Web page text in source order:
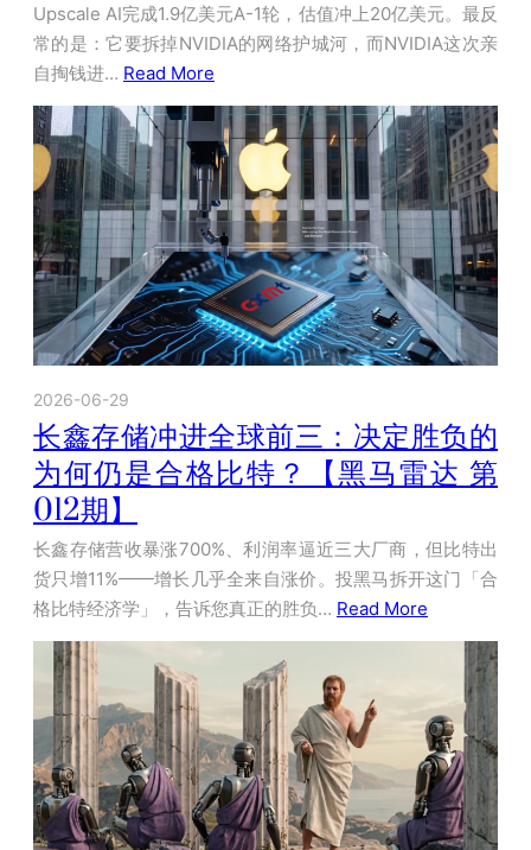
Upscale AI完成1.9亿美元A-1轮，估值冲上20亿美元。最反
常的是：它要拆掉NVIDIA的网络护城河，而NVIDIA这次亲
自掏钱进… Read More
2026-06-29
长鑫存储冲进全球前三：决定胜负的
为何仍是合格比特？【黑马雷达 第
012期】
长鑫存储营收暴涨700%、利润率逼近三大厂商，但比特出
货只增11%——增长几乎全来自涨价。投黑马拆开这门「合
格比特经济学」，告诉您真正的胜负… Read More